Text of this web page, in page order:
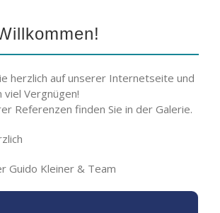
herzlich auf unserer Internetseite und
viel Vergnügen!
Referenzen finden Sie in der Galerie.
Guido Kleiner & Team